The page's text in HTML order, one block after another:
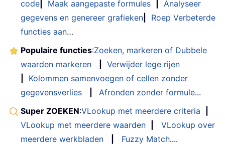
code
Maak aangepaste formules
Analyseer
gegevens en genereer grafieken
Roep Verbeterde
functies aan…
Populaire functies:Zoeken, markeren of Dubbele
waarden markeren
Verwijder lege rijen
Kolommen samenvoegen of cellen zonder
gegevensverlies
Afronden zonder formule...
Super ZOEKEN:VLookup met meerdere criteria
VLookup met meerdere waarden
VLookup over
meerdere werkbladen
Fuzzy Match....